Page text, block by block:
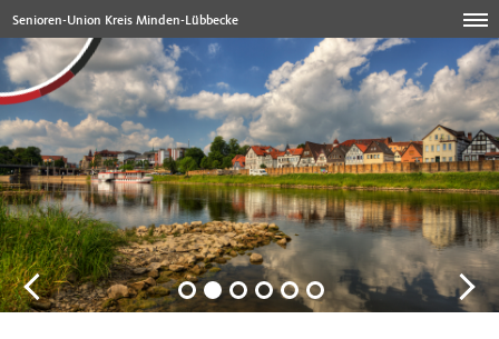
Senioren-Union Kreis Minden-Lübbecke